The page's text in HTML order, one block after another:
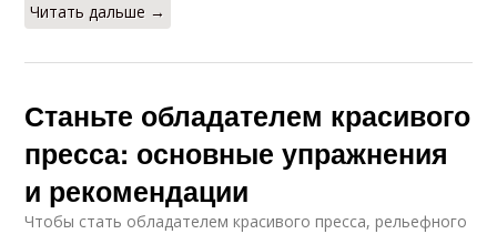
Читать дальше →
Станьте обладателем красивого
пресса: основные упражнения
и рекомендации
Чтобы стать обладателем красивого пресса, рельефного